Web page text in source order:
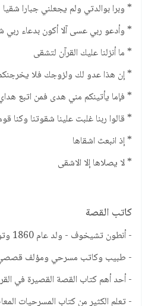
* وبرا بوالدتي ولم يجعلني جبارا شقيا
* وأدعو ربي عسى آلا أكون بدعاء ربي
* ما أنزلنا عليك القرآن لتشقى
* إن هذا عدو لك ولزوجك فلا
* فإما يأتينكم مني هدى فمن اتبع
* قالوا ربنا غلبت علينا شقوتنا وكنا
* إذ انبعث اشقاها
* لا يصلاها إلا الاشقى
كاتب القصة
- أنطون تشيخوف - ولد عام 1860 وتوفي 1904
- طبيب وكاتب مسرحي ومؤلف
- أحد أهم كتاب القصة القصيرة في
- تعلم الكثير من كتاب المسرحيات